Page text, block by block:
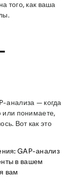
того, как ваша
анализа — когда
или понимаете,
Вот как это
GAP-анализ
в вашем
вам